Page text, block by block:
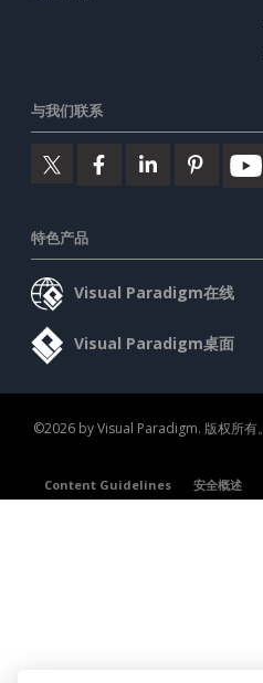
与我们联系
特色产品
Visual Paradigm在线
Visual Paradigm桌面
©2026 by Visual Paradigm. 版权所有。
Content Guidelines
安全概述